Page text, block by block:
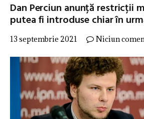
Dan Perciun anunță restricții
putea fi introduse chiar în
13 septembrie 2021 Niciun